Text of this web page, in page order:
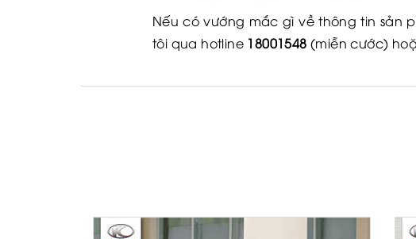
Nếu có vướng mắc gì về thông tin sản
tôi qua hotline 18001548 (miễn cước)